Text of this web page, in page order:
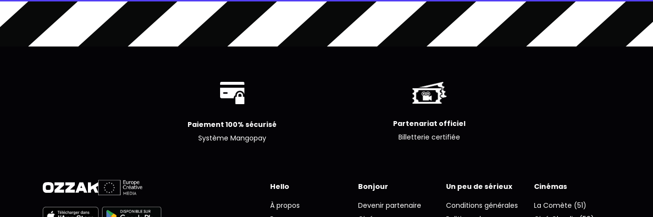
Paiement 100% sécurisé
Système Mangopay
Partenariat officiel
Billetterie certifiée
Hello
À propos
Bonjour
Devenir partenaire
Un peu de sérieux
Conditions générales
Cinémas
La Comète (51)